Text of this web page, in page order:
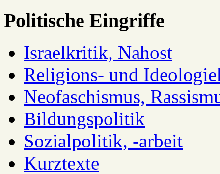
Politische Eingriffe
Israelkritik, Nahost
Religions- und
Neofaschismus,
Bildungspolitik
Sozialpolitik, -arbeit
Kurztexte